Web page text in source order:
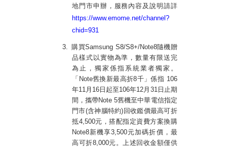
地門市申辦，服務內容及說明請詳
https://www.emome.net/channel?
chid=931
3. 購買Samsung S8/S8+/Note8隨機贈
品樣式以實物為準，數量有限送完
為止，獨家係指系統業者獨家。
「 Note舊換新最高折8千」係指 106
年11月 16 日起至106年12月 31日止期
間，攜帶Note 5舊機至中華電信指定
門市(含神腦特約) 回收鑑價最高可折
抵4,500元，搭配指定資費方案換購
Note8新機享3,500元加碼折價，最
高可折8,000元。上述回收金額僅供